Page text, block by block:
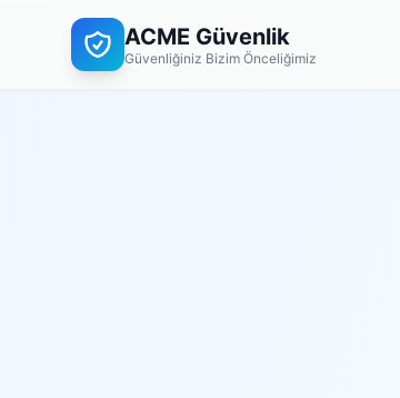
ACME Güvenlik
Güvenliğiniz Bizim Önceliğimiz